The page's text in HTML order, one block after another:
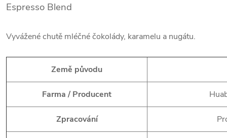
Espresso Blend
Vyvážené chutě mléčné čokolády, karamelu a nugátu.
Země původu
Farma / Producent
Zpracování